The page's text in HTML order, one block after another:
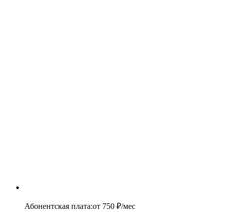
Абонентская плата:от 750 ₽/мес